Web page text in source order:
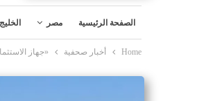
الصفحة الرئيسية مصر الخليج
Home أخبار صحفية «جهاز الاستثمار